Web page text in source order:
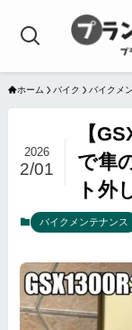
ホーム バイク バイクメ
【
で隼
ト外
2026
2/01
バイクメンテナンス